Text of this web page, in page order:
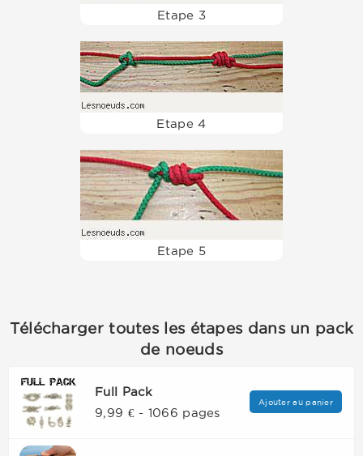
Etape 3
Etape 4
Etape 5
Télécharger toutes les étapes dans un pack
de noeuds
Full Pack
9,99 € - 1066 pages
Ajouter au panier